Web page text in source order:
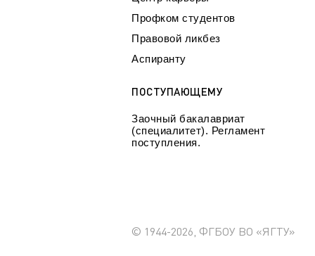
Профком студентов
Правовой ликбез
Аспиранту
ПОСТУПАЮЩЕМУ
Заочный бакалавриат
(специалитет). Регламент
поступления.
© 1944-2026, ФГБОУ ВО «ЯГТУ»